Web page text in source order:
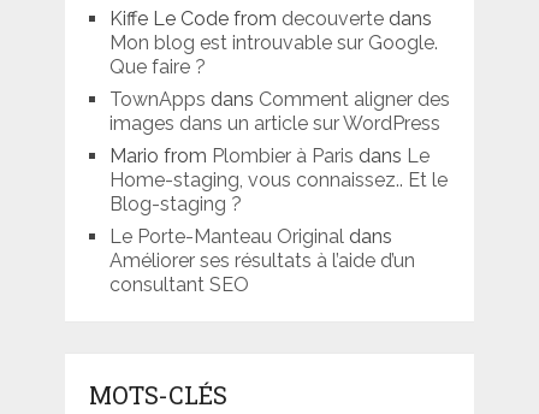
Kiffe Le Code from decouvertedans
Mon blog est introuvable sur Google.
Que faire ?
TownApps dans Comment aligner des
images dans un article sur WordPress
Mario from Plombier à Paris dans Le
Home-staging, vous connaissez.. Et le
Blog-staging ?
Le Porte-Manteau Originaldans
Améliorer ses résultats à l’aide d’un
consultant SEO
MOTS-CLÉS